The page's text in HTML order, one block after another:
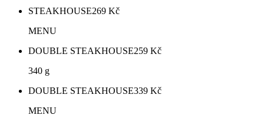
STEAKHOUSE269 Kč
MENU
DOUBLE STEAKHOUSE259 Kč
340 g
DOUBLE STEAKHOUSE339 Kč
MENU